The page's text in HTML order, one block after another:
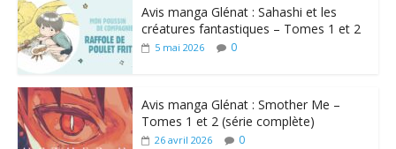
Avis manga Glénat : Sahashi et les
créatures fantastiques – Tomes 1 et 2
5 mai 2026 0
Avis manga Glénat : Smother Me –
Tomes 1 et 2 (série complète)
26 avril 2026 0